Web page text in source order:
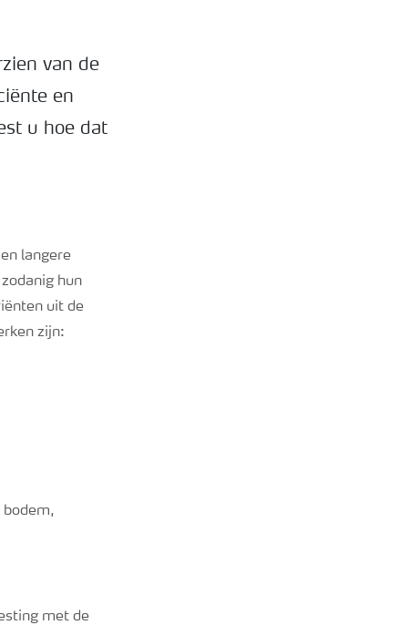
van de
en
u hoe dat
langere
hun
uit de
zijn:
bodem,
met de